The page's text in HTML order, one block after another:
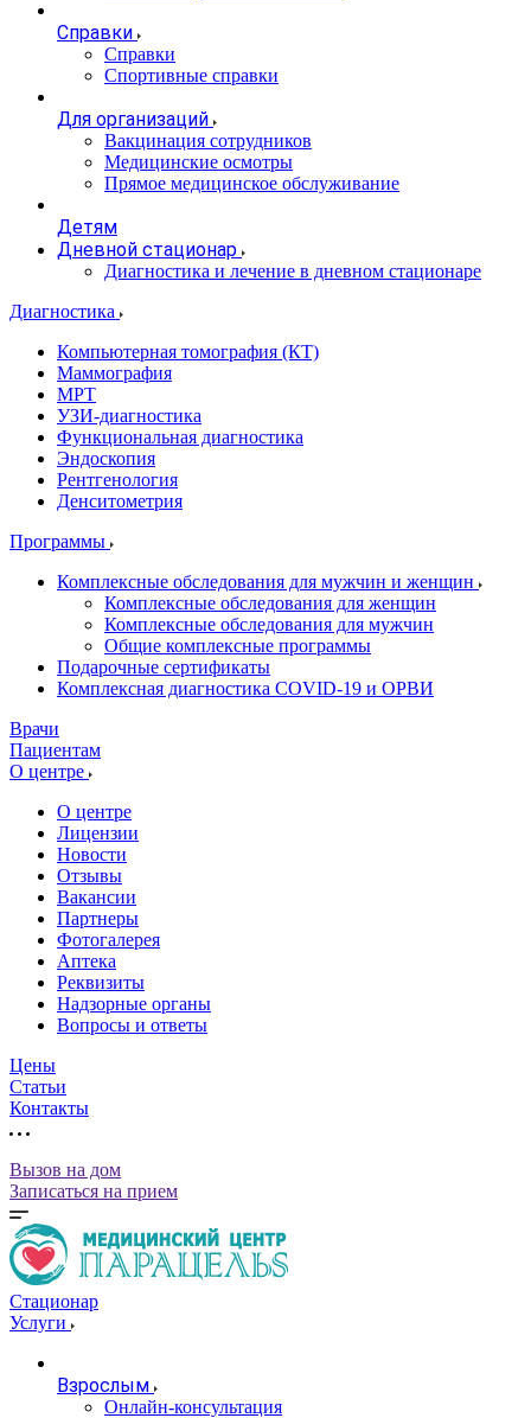
Справки
Справки
Спортивные справки
Для организаций
Вакцинация сотрудников
Медицинские осмотры
Прямое медицинское обслуживание
Детям
Дневной стационар
Диагностика и лечение в дневном стационаре
Диагностика
Компьютерная томография (КТ)
Маммография
МРТ
УЗИ-диагностика
Функциональная диагностика
Эндоскопия
Рентгенология
Денситометрия
Программы
Комплексные обследования для мужчин и женщин
Комплексные обследования для женщин
Комплексные обследования для мужчин
Общие комплексные программы
Подарочные сертификаты
Комплексная диагностика COVID-19 и ОРВИ
Врачи
Пациентам
О центре
О центре
Лицензии
Новости
Отзывы
Вакансии
Партнеры
Фотогалерея
Аптека
Реквизиты
Надзорные органы
Вопросы и ответы
Цены
Статьи
Контакты
Вызов на дом
Записаться на прием
Стационар
Услуги
Взрослым
Онлайн-консультация